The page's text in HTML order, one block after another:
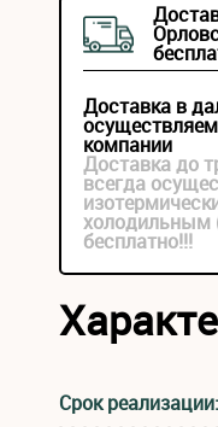
Доставка в
компании
Доставка до
всегда
холодильным
бесплатно!!!
Срок реализации: